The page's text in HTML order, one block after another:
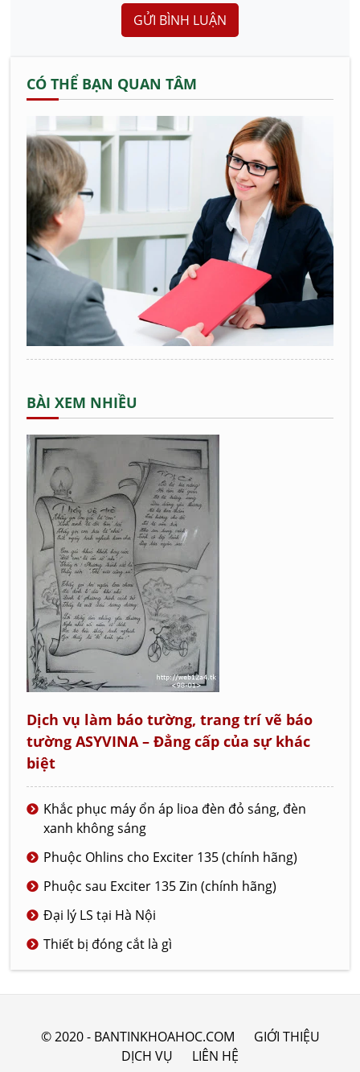
GỬI BÌNH LUẬN
CÓ THỂ BẠN QUAN TÂM
BÀI XEM NHIỀU
Dịch vụ làm báo tường, trang trí vẽ báo
tường ASYVINA – Đẳng cấp của sự khác
biệt
Khắc phục máy ổn áp lioa đèn đỏ sáng, đèn
xanh không sáng
Phuộc Ohlins cho Exciter 135 (chính hãng)
Phuộc sau Exciter 135 Zin (chính hãng)
Đại lý LS tại Hà Nội
Thiết bị đóng cắt là gì
© 2020 - BANTINKHOAHOC.COM
GIỚI THIỆU
DỊCH VỤ
LIÊN HỆ